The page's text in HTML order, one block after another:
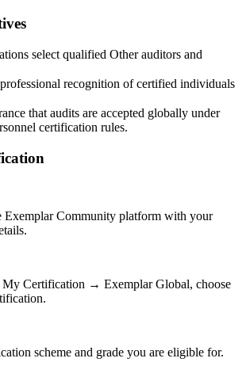
select qualified Otherauditors and
recognition of certified individuals
that audits are accepted globally under
certification rules.
Exemplar Community platform with your
My Certification → Exemplar Global, choose
scheme and grade you are eligible for.